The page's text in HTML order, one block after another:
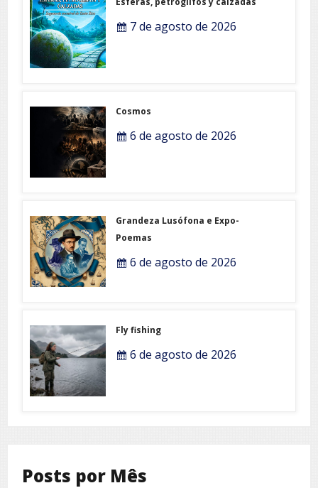
7 de agosto de 2026
Cosmos
6 de agosto de 2026
Grandeza Lusófona e Expo-
Poemas
6 de agosto de 2026
Fly fishing
6 de agosto de 2026
Posts por Mês